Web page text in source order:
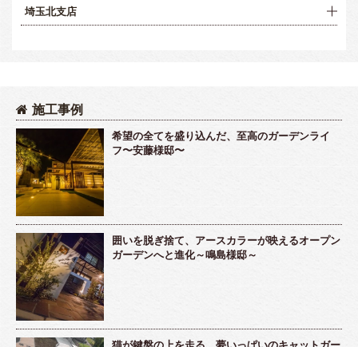
埼玉北支店
施工事例
希望の全てを盛り込んだ、至高のガーデンライ
フ〜安藤様邸〜
囲いを脱ぎ捨て、アースカラーが映えるオープン
ガーデンへと進化～鳴島様邸～